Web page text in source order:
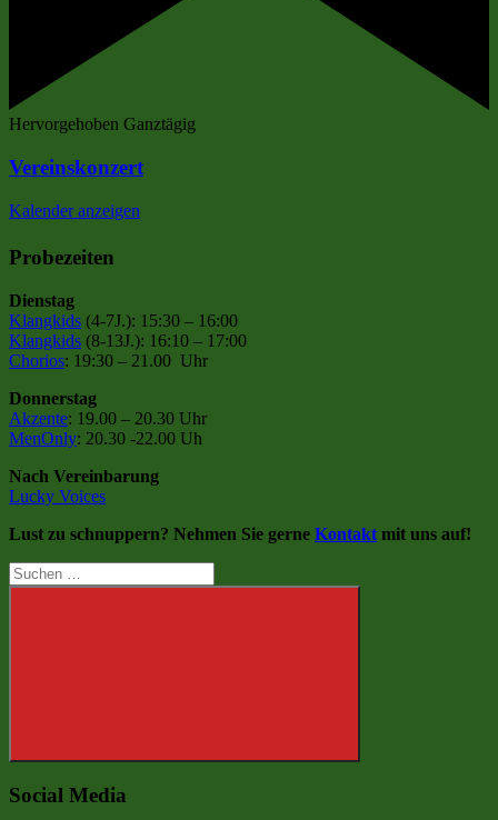
Hervorgehoben Ganztägig
Vereinskonzert
Kalender anzeigen
Probezeiten
Dienstag
Klangkids (4-7J.): 15:30 – 16:00
Klangkids (8-13J.): 16:10 – 17:00
Chorios: 19:30 – 21.00 Uhr
Donnerstag
Akzente: 19.00 – 20.30 Uhr
MenOnly: 20.30 -22.00 Uh
Nach Vereinbarung
Lucky Voices
Lust zu schnuppern? Nehmen Sie gerne Kontakt mit uns auf!
Suchen
nach:
Suchen
Social Media